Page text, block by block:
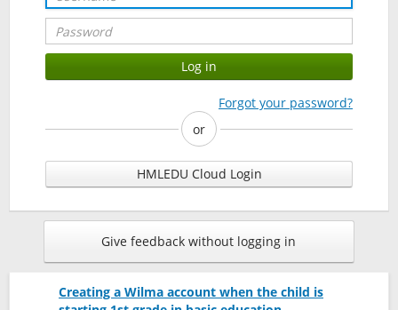
Forgot your password?
or
HMLEDU Cloud Login
Give feedback without logging in
Creating a Wilma account when the child is